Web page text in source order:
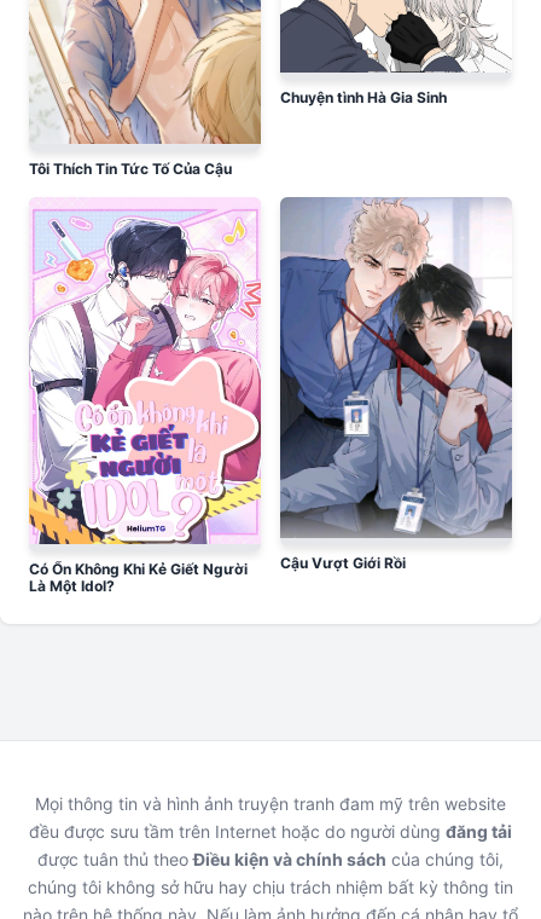
Tôi Thích Tin Tức Tố Của Cậu
Chuyện tình Hà Gia Sinh
Có Ổn Không Khi Kẻ Giết Người
Là Một Idol?
Cậu Vượt Giới Rồi
Mọi thông tin và hình ảnh truyện tranh đam mỹ trên website
đều được sưu tầm trên Internet hoặc do người dùng đăng tải
được tuân thủ theoĐiều kiện và chính sách của chúng tôi,
chúng tôi không sở hữu hay chịu trách nhiệm bất kỳ thông tin
nào trên hệ thống này. Nếu làm ảnh hưởng đến cá nhân hay tổ